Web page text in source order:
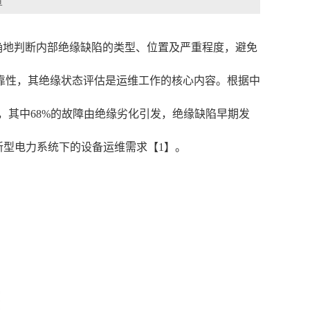
判断内部绝缘缺陷的类型、位置及严重程度，避免
，其绝缘状态评估是运维工作的核心内容。根据中
其中68%的故障由绝缘劣化引发，绝缘缺陷早期发
电力系统下的设备运维需求【1】。